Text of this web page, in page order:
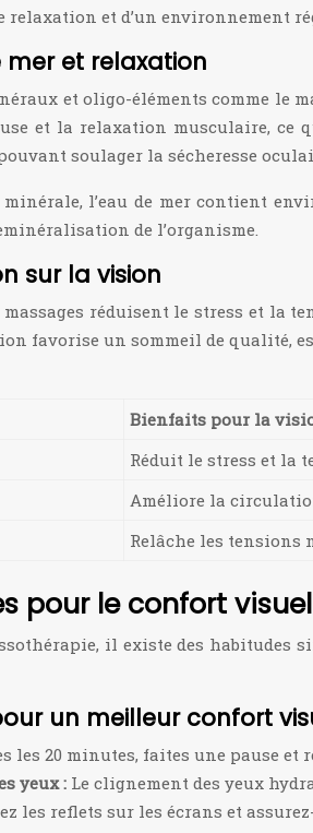
relaxation et d’un
mer et relaxation
et oligo-éléments comme le
et la relaxation musculaire,
soulager la sécheresse
l’eau de mer contient
de l’organisme.
sur la vision
massages réduisent le stress et
favorise un sommeil de qualité,
Bienfaits pour la
Réduit le stress et la
Améliore la
Relâche les tensions
pour le confort visuel
il existe des
un meilleur confort
les 20 minutes, faites une pause et
yeux : Le clignement des yeux
les reflets sur les écrans et